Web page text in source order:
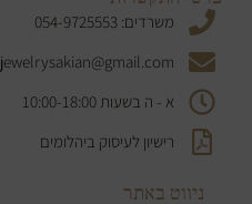
משרדים: 054-9725553
jewelrysakian@gmail.com
‬א ‭ -‬ה‭ ‬בשעות 10:00-18:00
רישיון לעיסוק ביהלומים
ניווט באתר